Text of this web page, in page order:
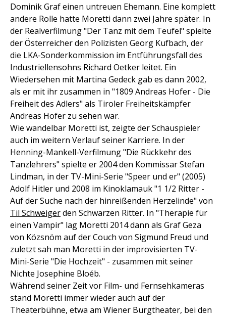
Dominik Graf einen untreuen Ehemann. Eine komplett
andere Rolle hatte Moretti dann zwei Jahre später. In
der Realverfilmung "Der Tanz mit dem Teufel" spielte
der Österreicher den Polizisten Georg Kufbach, der
die LKA-Sonderkommission im Entführungsfall des
Industriellensohns Richard Oetker leitet. Ein
Wiedersehen mit Martina Gedeck gab es dann 2002,
als er mit ihr zusammen in "1809 Andreas Hofer - Die
Freiheit des Adlers" als Tiroler Freiheitskämpfer
Andreas Hofer zu sehen war.
Wie wandelbar Moretti ist, zeigte der Schauspieler
auch im weitern Verlauf seiner Karriere. In der
Henning-Mankell-Verfilmung "Die Rückkehr des
Tanzlehrers" spielte er 2004 den Kommissar Stefan
Lindman, in der TV-Mini-Serie "Speer und er" (2005)
Adolf Hitler und 2008 im Kinoklamauk "1 1/2 Ritter -
Auf der Suche nach der hinreißenden Herzelinde" von
Til Schweigerden Schwarzen Ritter. In "Therapie für
einen Vampir" lag Moretti 2014 dann als Graf Geza
von Közsnöm auf der Couch von Sigmund Freud und
zuletzt sah man Moretti in der improvisierten TV-
Mini-Serie "Die Hochzeit" - zusammen mit seiner
Nichte Josephine Bloéb.
Während seiner Zeit vor Film- und Fernsehkameras
stand Moretti immer wieder auch auf der
Theaterbühne, etwa am Wiener Burgtheater, bei den